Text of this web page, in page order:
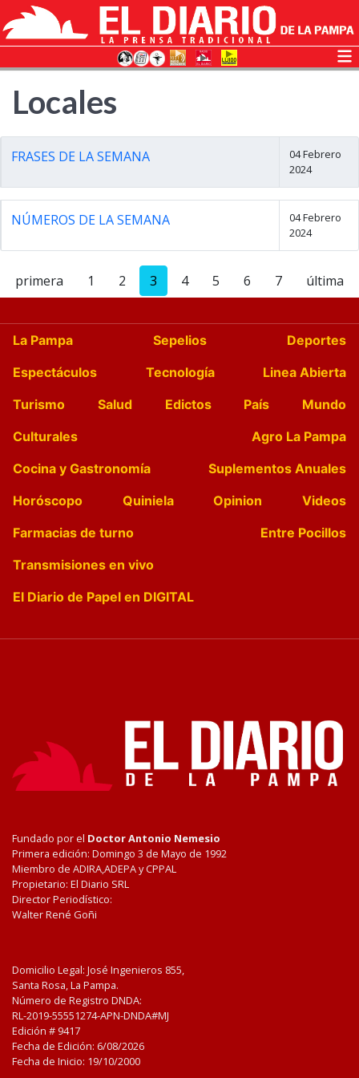
Locales
FRASES DE LA SEMANA
04 Febrero
2024
NÚMEROS DE LA SEMANA
04 Febrero
2024
primera 1 2 3 4 5 6 7 última
La Pampa Sepelios
Deportes
Espectáculos
Tecnología
Linea Abierta
Turismo
Salud Edictos País
Mundo
Culturales
Agro La Pampa
Cocina y Gastronomía
Suplementos Anuales
Horóscopo
Quiniela Opinion
Videos
Farmacias de turno
Entre Pocillos
Transmisiones en vivo
El Diario de Papel en DIGITAL
Fundado por el Doctor Antonio Nemesio
Primera edición: Domingo 3 de Mayo de 1992
Miembro de ADIRA,ADEPA y CPPAL
Propietario: El Diario SRL
Director Periodístico:
Walter René Goñi
Domicilio Legal: José Ingenieros 855,
Santa Rosa, La Pampa.
Número de Registro DNDA:
RL-2019-55551274-APN-DNDA#MJ
Edición # 9417
Fecha de Edición: 6/08/2026
Fecha de Inicio: 19/10/2000